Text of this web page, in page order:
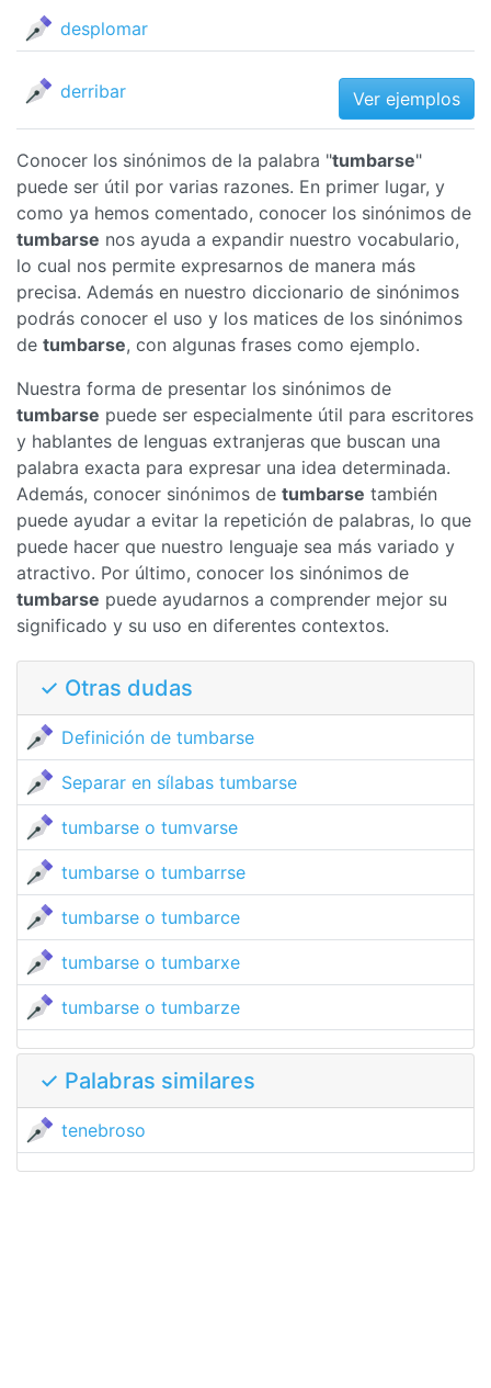
desplomar
derribar Ver ejemplos
Conocer los sinónimos de la palabra "tumbarse"
puede ser útil por varias razones. En primer lugar, y
como ya hemos comentado, conocer los sinónimos de
tumbarse nos ayuda a expandir nuestro vocabulario,
lo cual nos permite expresarnos de manera más
precisa. Además en nuestro diccionario de sinónimos
podrás conocer el uso y los matices de los sinónimos
de tumbarse, con algunas frases como ejemplo.
Nuestra forma de presentar los sinónimos de
tumbarse puede ser especialmente útil para escritores
y hablantes de lenguas extranjeras que buscan una
palabra exacta para expresar una idea determinada.
Además, conocer sinónimos de tumbarse también
puede ayudar a evitar la repetición de palabras, lo que
puede hacer que nuestro lenguaje sea más variado y
atractivo. Por último, conocer los sinónimos de
tumbarse puede ayudarnos a comprender mejor su
significado y su uso en diferentes contextos.
✓ Otras dudas
Definición de tumbarse
Separar en sílabas tumbarse
tumbarse o tumvarse
tumbarse o tumbarrse
tumbarse o tumbarce
tumbarse o tumbarxe
tumbarse o tumbarze
✓ Palabras similares
tenebroso